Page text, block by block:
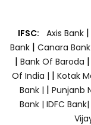
IFSC: Axis Bank |
Bank| Canara Bank
| Bank Of Baroda |
Of India | | Kotak
Bank | | Punjanb
Bank | IDFC Bank|